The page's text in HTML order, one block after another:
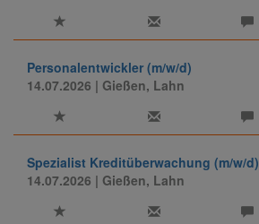
Personalentwickler (m/w/d)
14.07.2026 | Gießen, Lahn
Spezialist Kreditüberwachung (m/w/d)
14.07.2026 | Gießen, Lahn